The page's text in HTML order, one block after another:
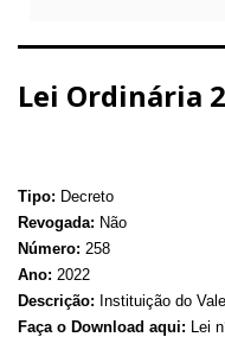
Lei Ordinária
Tipo: Decreto
Revogada: Não
Número: 258
Ano: 2022
Descrição: Instituição do
Faça o Download aqui: Lei